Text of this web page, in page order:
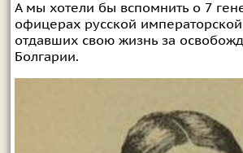
А мы хотели бы вспомнить о 7
офицерах русской
отдавших свою жизнь за
Болгарии.